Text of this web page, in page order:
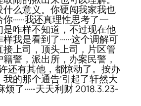
么意义。你硬闯我家我也
······我还真理性思考了一
咋样不知道，不过现在他
我是看到了······这个调解可
上司，顶头上司，片区管
警，派出所，办案民警，
还有其他，都惊动了。按办
的那个通告’引起了轩然大
了······天天利财 2018.3.23-